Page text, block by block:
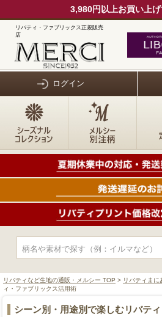
3,980円以上お買い上
リバティ・ファブリックス正規販売
店
ログイン
リバティなど生地の通販・メルシー TOP > リバティまに
ィ・ファブリックス活用術
シーン別・用途別で楽しむリバテ